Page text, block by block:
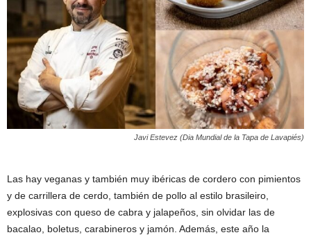
Javi Estevez (Dia Mundial de la Tapa de Lavapiés)
Las hay veganas y también muy ibéricas de cordero con pimientos
y de carrillera de cerdo, también de pollo al estilo brasileiro,
explosivas con queso de cabra y jalapeños, sin olvidar las de
bacalao, boletus, carabineros y jamón. Además, este año la